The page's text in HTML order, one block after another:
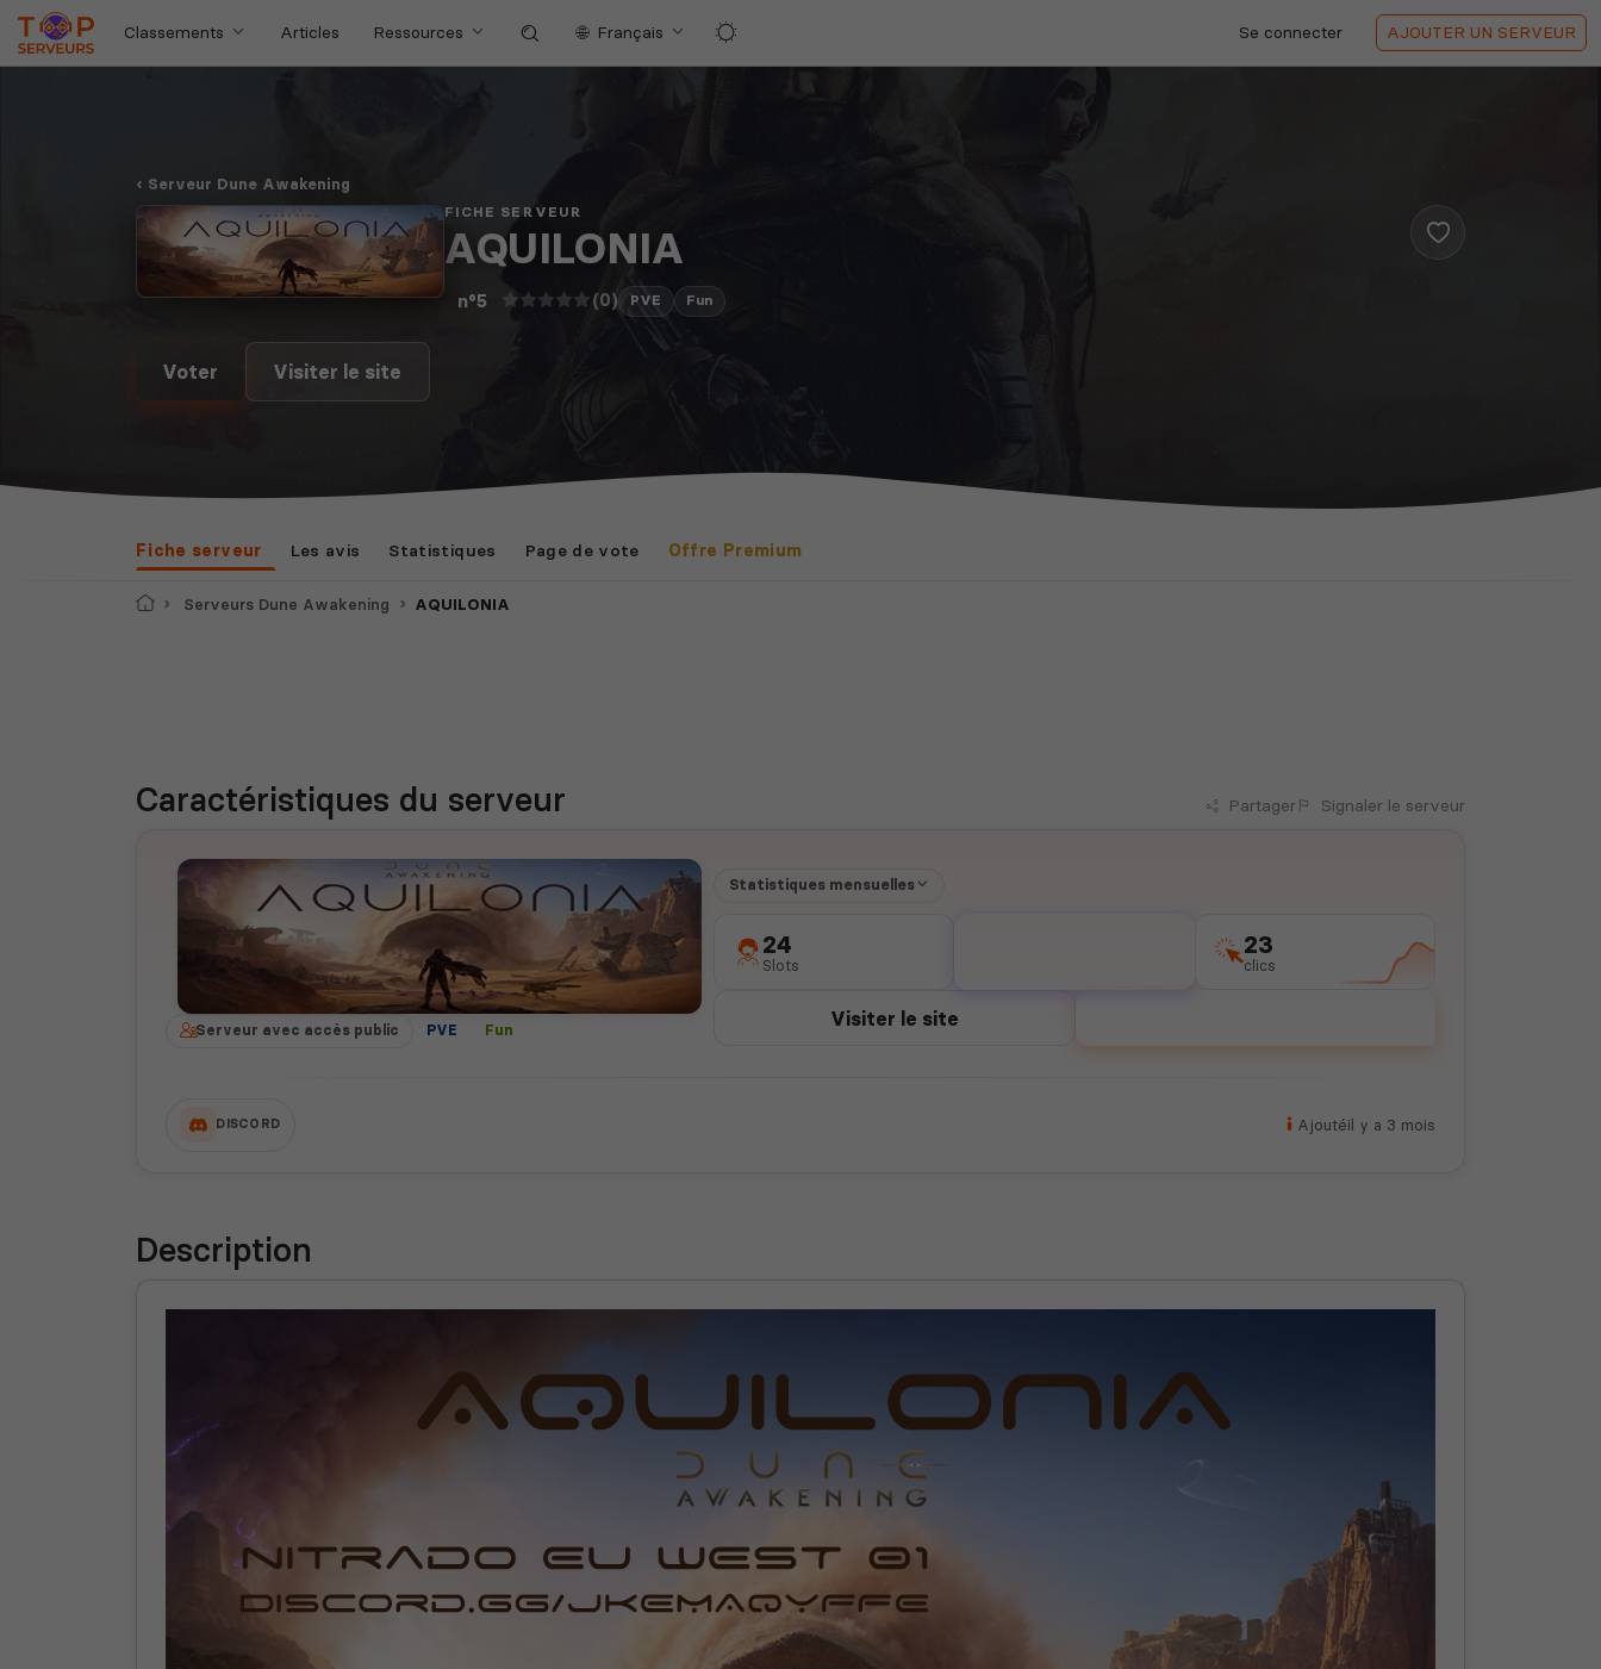
Classements Articles Ressources Français Se connecter AJOUTER UN SERVEUR
Serveur Dune Awakening
FICHE SERVEUR
AQUILONIA
n°5 (0) PVE Fun
Voter Visiter le site
Fiche serveur Les avis Statistiques Page de vote Offre Premium
AccueilServeurs Dune Awakening AQUILONIA
Caractéristiques du serveur Partager Signaler le serveur
Serveur avec accès public PVE Fun
Statistiques mensuelles
24
Slots
23
clics
Visiter le site
DISCORD Ajoutéil y a 3 mois
Description